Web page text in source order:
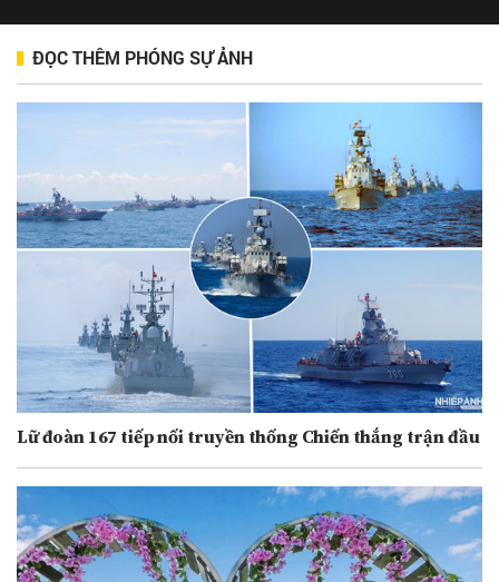
ĐỌC THÊM PHÓNG SỰ ẢNH
Lữ đoàn 167 tiếp nối truyền thống Chiến thắng trận đầu